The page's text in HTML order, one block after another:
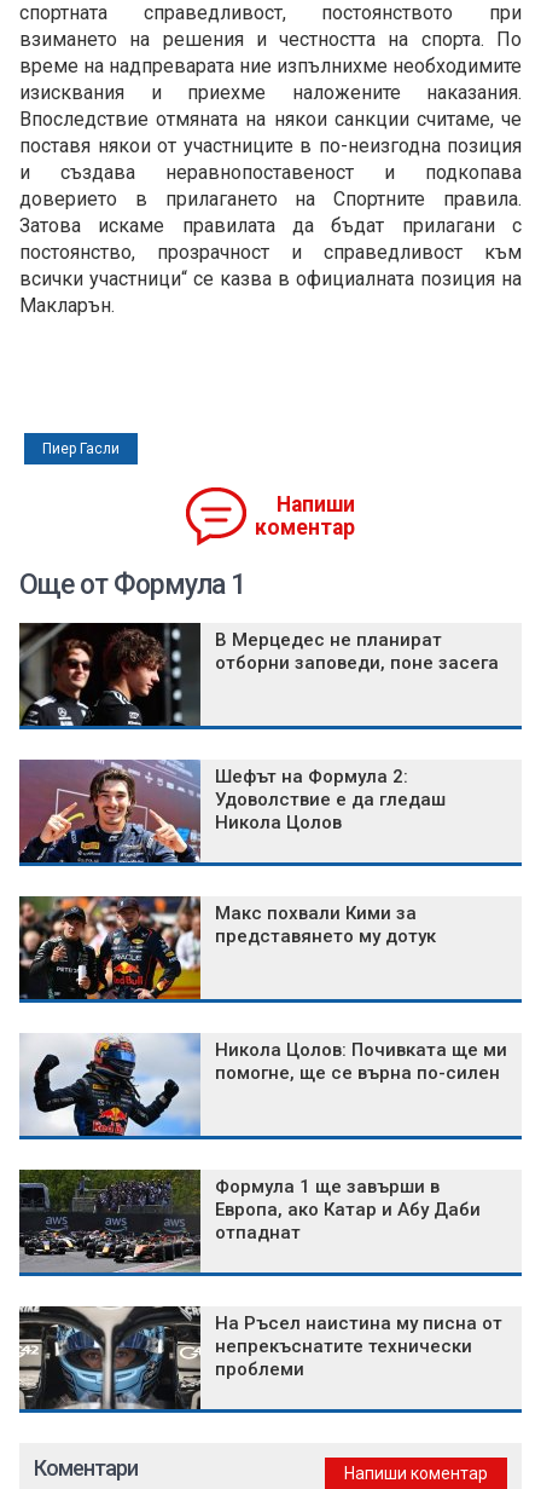
спортната справедливост, постоянството при
взимането на решения и честността на спорта. По
време на надпреварата ние изпълнихме необходимите
изисквания и приехме наложените наказания.
Впоследствие отмяната на някои санкции считаме, че
поставя някои от участниците в по-неизгодна позиция
и създава неравнопоставеност и подкопава
доверието в прилагането на Спортните правила.
Затова искаме правилата да бъдат прилагани с
постоянство, прозрачност и справедливост към
всички участници“ се казва в официалната позиция на
Макларън.
Пиер Гасли
Напиши
коментар
Още от Формула 1
В Мерцедес не планират
отборни заповеди, поне засега
Шефът на Формула 2:
Удоволствие е да гледаш
Никола Цолов
Макс похвали Кими за
представянето му дотук
Никола Цолов: Почивката ще ми
помогне, ще се върна по-силен
Формула 1 ще завърши в
Европа, ако Катар и Абу Даби
отпаднат
На Ръсел наистина му писна от
непрекъснатите технически
проблеми
Коментари Напиши коментар